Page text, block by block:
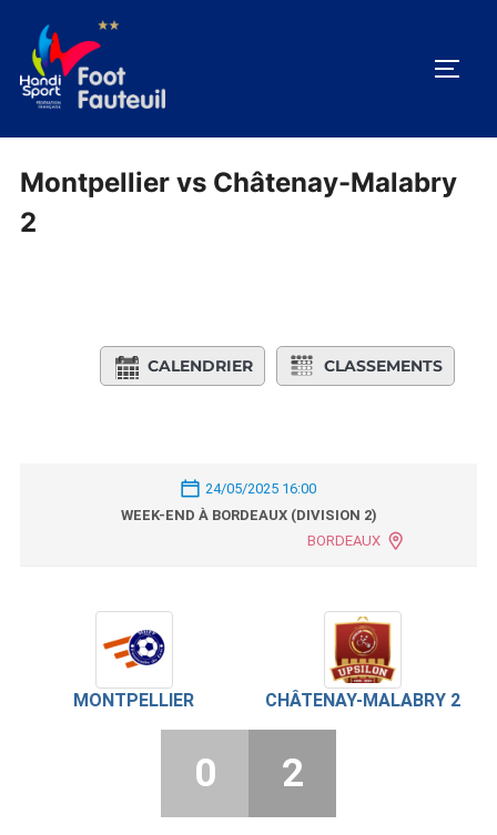
contenu
Montpellier vs Châtenay-Malabry
2
CALENDRIER CLASSEMENTS
24/05/2025 16:00
WEEK-END À BORDEAUX (DIVISION 2)
BORDEAUX
MONTPELLIER CHÂTENAY-MALABRY 2
0 2